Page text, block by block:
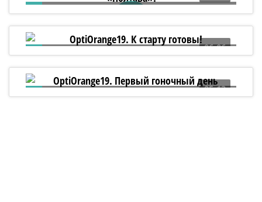
5 лет назад был заложен линейный
корабль «Полтава»!
06:06
OptiOrange19. К старту готовы!
05:13
OptiOrange19. Первый гоночный день